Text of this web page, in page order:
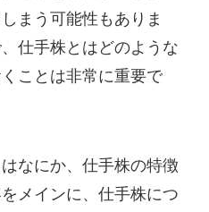
まう可能性もありま
仕手株とはどのような
ことは非常に重要で
なにか、仕手株の特徴
メインに、仕手株につ